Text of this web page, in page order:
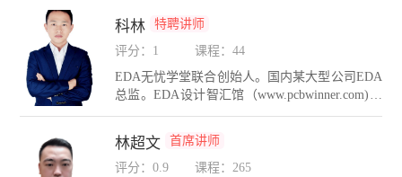
科林
特聘讲师
评分：1
课程：44
EDA无忧学堂联合创始人。国内某大型公司EDA
总监。EDA设计智汇馆（www.pcbwinner.com)金
牌讲师。在PCB设计方面有着10年的设计经验，
在硬件互连设计和PCB仿真领域有着自己独到的
设计方法和理念。精通Cadence，PADS，AD，H
yperlynx，Sigrity等多种PCB设计与仿真工具。长
林超文
首席讲师
评分：0.9
课程：265